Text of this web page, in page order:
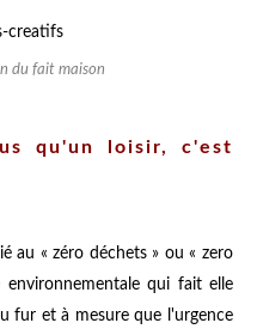
du fait maison
qu'un loisir, c'est
au « zéro déchets » ou « zero
environnementale qui fait elle
fur et à mesure que l'urgence